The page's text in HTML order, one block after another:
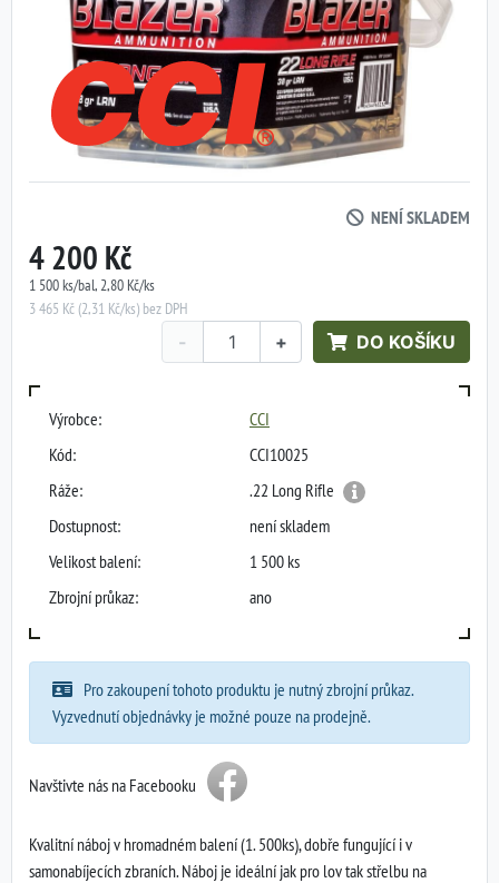
NENÍ SKLADEM
4 200 Kč
1 500 ks/bal, 2,80 Kč/ks
3 465 Kč (2,31 Kč/ks) bez DPH
+
- DO KOŠÍKU
Výrobce:
CCI
Kód:
CCI10025
Ráže:
.22 Long Rifle
Dostupnost:
není skladem
Velikost balení:
1 500 ks
Zbrojní průkaz:
ano
Pro zakoupení tohoto produktu je nutný zbrojní průkaz.
Vyzvednutí objednávky je možné pouze na prodejně.
Navštivte nás na Facebooku
Kvalitní náboj v hromadném balení (1. 500ks), dobře fungující i v
samonabíjecích zbraních. Náboj je ideální jak pro lov tak střelbu na